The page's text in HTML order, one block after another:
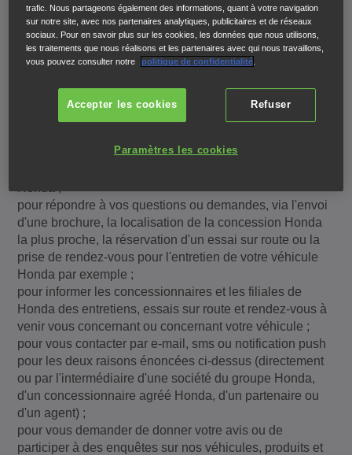
répertoriés ci-après, et que nos intérêts ne sont pas
outrepassés par les droits relatifs à la protection de
vos données
services connexes ;
pour administrer les ressources du contenu en ligne de
pour nous permettre d'améliorer et d'optimiser le contenu
pour répondre à vos questions ou demandes, via l'envoi
d'une brochure, la localisation de la concession Honda
la plus proche, la réservation d'un essai sur route ou la
prise de rendez-vous pour l'entretien de votre véhicule
Honda par exemple ;
pour informer les concessionnaires et les filiales de
Honda des entretiens, essais sur route et rendez-vous à
venir vous concernant ou concernant votre véhicule ;
pour vous contacter par e-mail, sms ou notification push
pour les deux raisons énoncées ci-dessus (directement
ou par l'intermédiaire d'une société du groupe Honda,
d'un concessionnaire agréé Honda, d'un partenaire ou
d'un agent) ;
pour vous demander de donner votre avis ou de
participer à des enquêtes sur nos véhicules, produits et
trafic. Nous partageons également des informations, quant à votre navigation
sur notre site, avec nos partenaires analytiques, publicitaires et de réseaux
sociaux. Pour en savoir plus sur les cookies, les données que nous utilisons,
les traitements que nous réalisons et les partenaires avec qui nous travaillons,
vous pouvez consulter notre
politique de confidentialité
Refuser
Accepter les cookies
Paramètres les cookies